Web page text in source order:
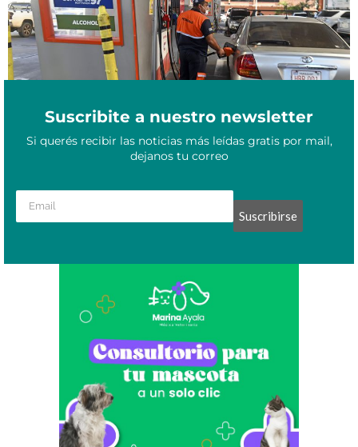
Suscribite a nuestro newsletter
Si querés recibir las noticias más leídas gratis por mail,
dejanos tu correo
Suscribirse